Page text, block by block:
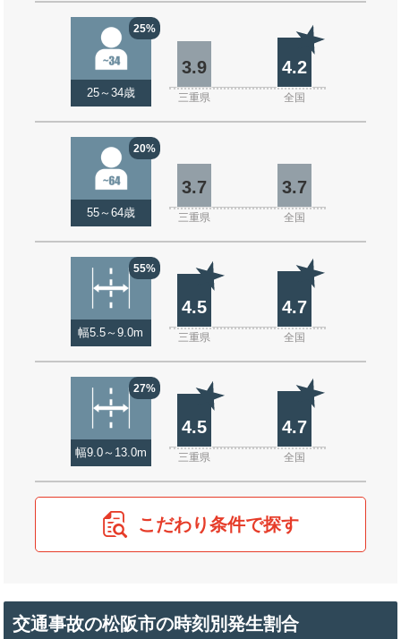
25%
25～34歳
3.9 4.2
三重県 全国
20%
55～64歳
3.7 3.7
三重県 全国
55%
幅5.5～9.0m
4.5 4.7
三重県 全国
27%
幅9.0～13.0m
4.5 4.7
三重県 全国
こだわり条件で探す
交通事故の松阪市の時刻別発生割合